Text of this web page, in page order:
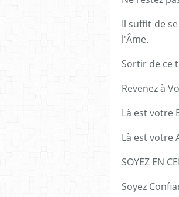
Il suffit de
l'Âme.
Sortir de ce
Revenez à
Là est votre
Là est votre
SOYEZ EN
Soyez